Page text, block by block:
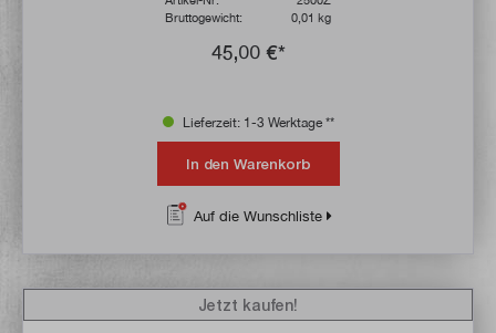
Bruttogewicht:
0,01 kg
45,00 €*
Lieferzeit: 1-3 Werktage **
In den Warenkorb
Auf die Wunschliste
Jetzt kaufen!